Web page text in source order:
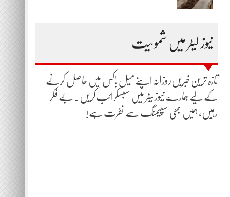
نیوز لیٹر میں شمولیت
تازہ ترین خبریں روزانہ اپنے میل باکس میں حاصل کرنے
کے لیے ہمارے نیوز لیٹر میں سبسکرائب کریں۔ بے فکر
رہیں، ہمیں بھی سپیمنگ سے نفرت ہے!